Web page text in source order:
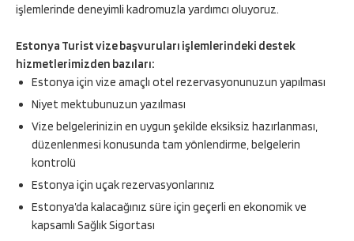
işlemlerinde deneyimli kadromuzla yardımcı oluyoruz.
Estonya Turist vize başvuruları işlemlerindeki destek
hizmetlerimizden bazıları:
Estonya için vize amaçlı otel rezervasyonunuzun yapılması
Niyet mektubunuzun yazılması
Vize belgelerinizin en uygun şekilde eksiksiz hazırlanması,
düzenlenmesi konusunda tam yönlendirme, belgelerin
kontrolü
Estonya için uçak rezervasyonlarınız
Estonya’da kalacağınız süre için geçerli en ekonomik ve
kapsamlı Sağlık Sigortası